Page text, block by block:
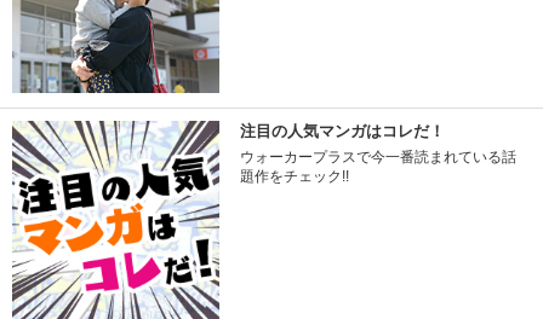
注目の人気マンガはコレだ！
ウォーカープラスで今一番読まれている話
題作をチェック!!